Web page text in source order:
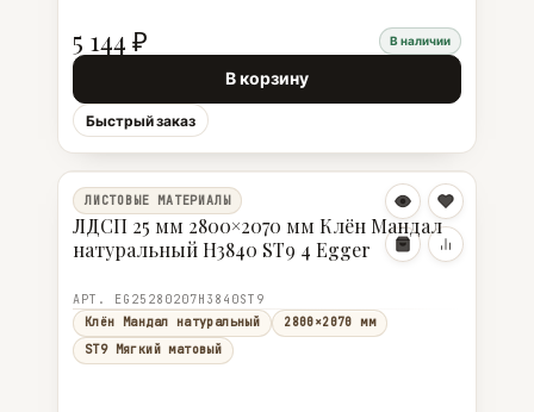
5 144 ₽ В наличии
В корзину
Быстрый заказ
ЛИСТОВЫЕ МАТЕРИАЛЫ
ЛДСП 25 мм 2800×2070 мм Клён Мандал
натуральный H3840 ST9 4 Egger
АРТ. EG25280207H3840ST9
Клён Мандал натуральный
2800×2070 мм
ST9 Мягкий матовый